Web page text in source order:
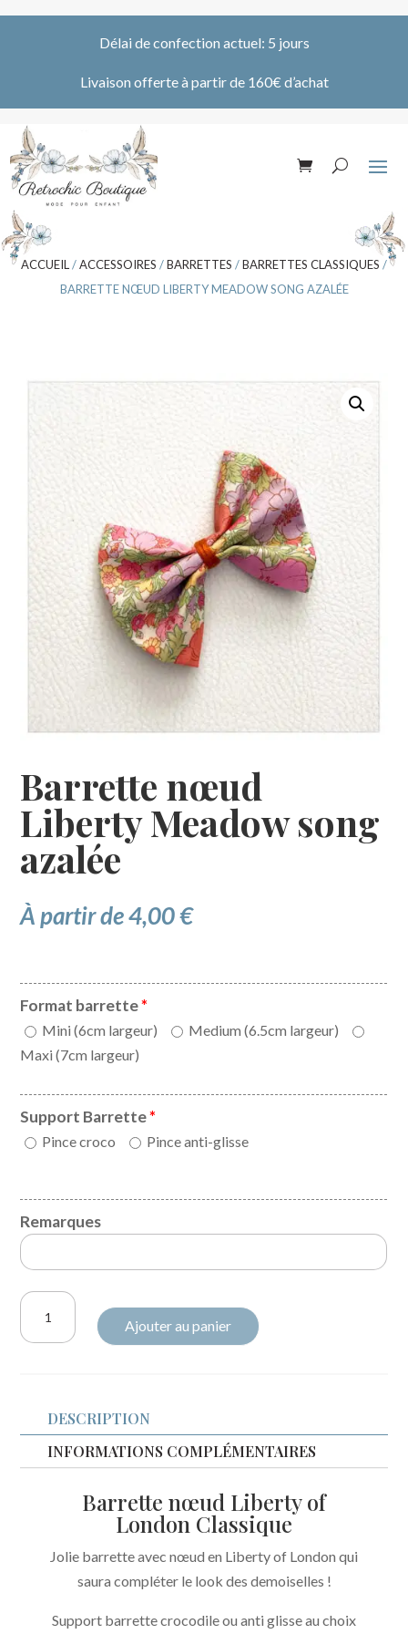
Délai de confection actuel: 5 jours
Livaison offerte à partir de 160€ d’achat
ACCUEIL /ACCESSOIRES /BARRETTES /BARRETTES CLASSIQUES /
BARRETTE NŒUD LIBERTY MEADOW SONG AZALÉE
Barrette nœud
Liberty Meadow song
azalée
À partir de4,00€
Format barrette*
Mini (6cm largeur)
Medium (6.5cm largeur)
Maxi (7cm largeur)
Support Barrette*
Pince croco Pince anti-glisse
Remarques
quantité
Meadow
song
Ajouter au panier
DESCRIPTION
INFORMATIONS COMPLÉMENTAIRES
Barrette nœud Liberty of
London Classique
Jolie barrette avec nœud en Liberty of London qui
saura compléter le look des demoiselles !
Support barrette crocodile ou anti glisse au choix